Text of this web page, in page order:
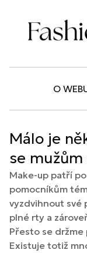
O
Málo je
se
Make-up patří
pomocníkům
vyzdvihnout své
plné rty a
Přesto se držme
Existuje totiž